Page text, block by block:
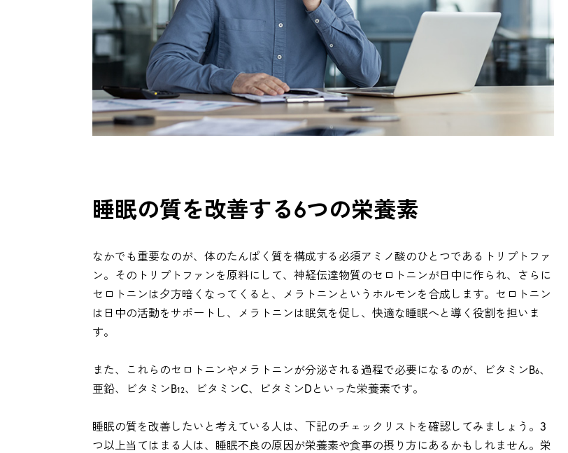
睡眠の質を改善する6つの栄養素
なかでも重要なのが、体のたんぱく質を構成する必須アミノ酸のひとつであるトリプトファ
ン。そのトリプトファンを原料にして、神経伝達物質のセロトニンが日中に作られ、さらに
セロトニンは夕方暗くなってくると、メラトニンというホルモンを合成します。セロトニン
は日中の活動をサポートし、メラトニンは眠気を促し、快適な睡眠へと導く役割を担いま
す。
また、これらのセロトニンやメラトニンが分泌される過程で必要になるのが、ビタミンB6、
亜鉛、ビタミンB12、ビタミンC、ビタミンDといった栄養素です。
睡眠の質を改善したいと考えている人は、下記のチェックリストを確認してみましょう。3
つ以上当てはまる人は、睡眠不良の原因が栄養素や食事の摂り方にあるかもしれません。栄